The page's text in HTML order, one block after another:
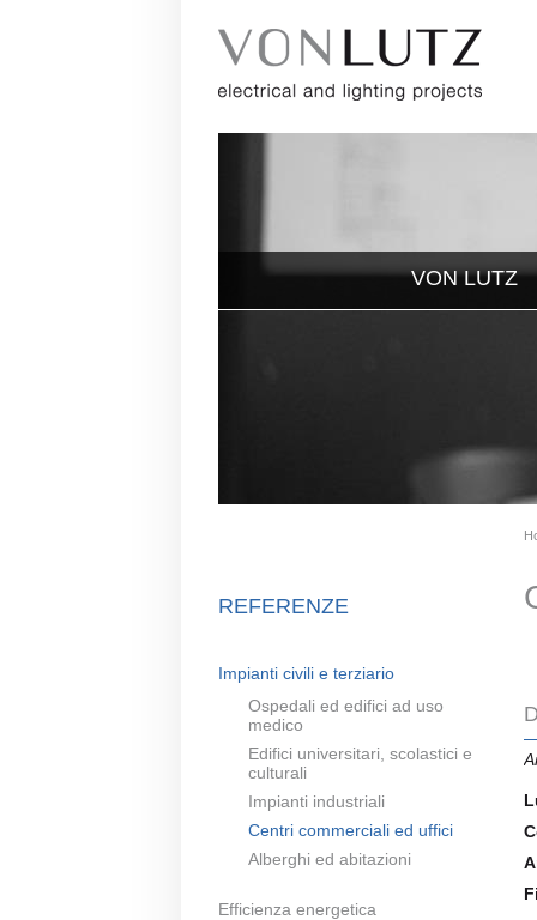
VON LUTZ
REFERENZE
Impianti civili e terziario
Ospedali ed edifici ad uso
medico
Edifici universitari, scolastici e
culturali
Impianti industriali
Centri commerciali ed uffici
Alberghi ed abitazioni
Efficienza energetica